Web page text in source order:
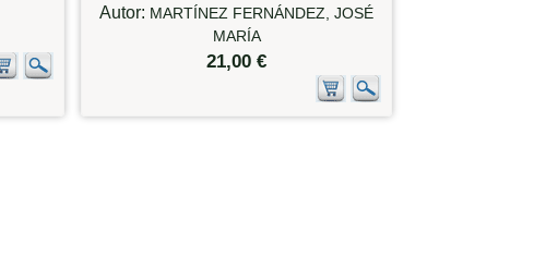
Autor: MARTÍNEZ FERNÁNDEZ, JOSÉ
MARÍA
21,00 €